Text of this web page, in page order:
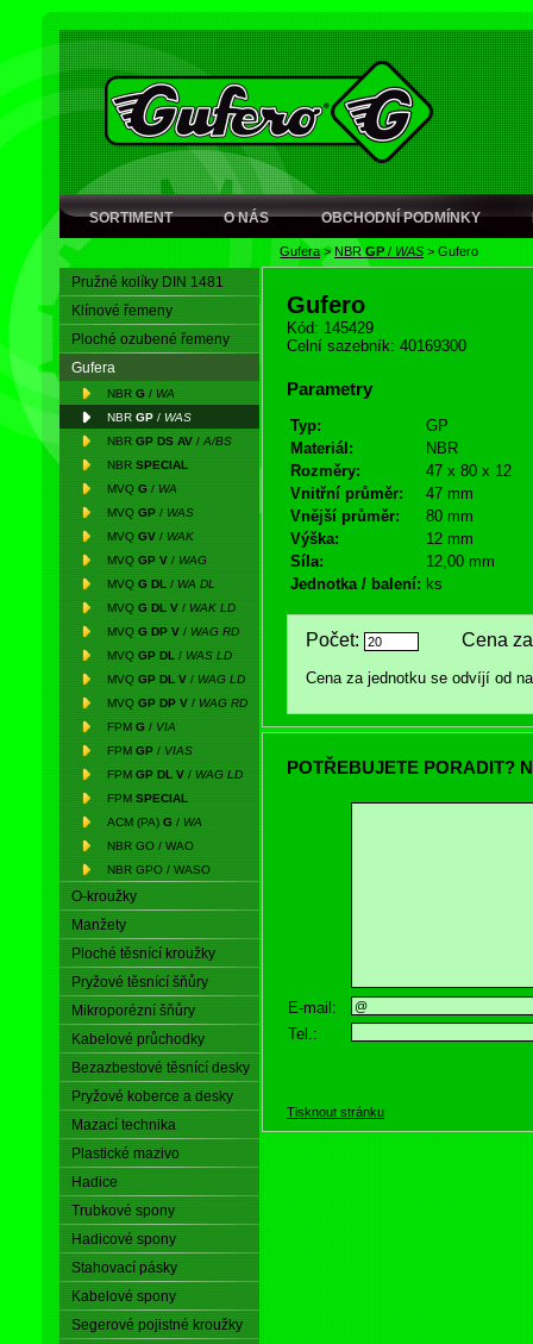
SORTIMENT O NÁS OBCHODNÍ PODMÍNKY
Gufera> NBRGP / WAS > Gufero
Pružné kolíky DIN 1481
Klínové řemeny
Ploché ozubené řemeny
Gufera
NBR G / WA
NBR GP / WAS
NBR GP DS AV / A/BS
NBR SPECIAL
MVQ G / WA
MVQ GP / WAS
MVQ GV / WAK
MVQ GP V / WAG
MVQ G DL / WA DL
MVQ G DL V / WAK LD
MVQ G DP V / WAG RD
MVQ GP DL / WAS LD
MVQ GP DL V / WAG LD
MVQ GP DP V / WAG RD
FPM G / VIA
FPM GP / VIAS
FPM GP DL V / WAG LD
FPM SPECIAL
ACM (PA) G / WA
NBR GO / WAO
NBR GPO / WASO
O-kroužky
Manžety
Ploché těsnící kroužky
Pryžové těsnící šňůry
Mikroporézní šňůry
Kabelové průchodky
Bezazbestové těsnící desky
Pryžové koberce a desky
Mazací technika
Plastické mazivo
Hadice
Trubkové spony
Hadicové spony
Stahovací pásky
Kabelové spony
Segerové pojistné kroužky
Gufero
Kód: 145429
Celní sazebník: 40169300
Parametry
Typ:
GP
Materiál:
NBR
Rozměry:
47 x 80 x 12
Vnitřní průměr:
47 mm
Vnější průměr:
80 mm
Výška:
12 mm
Síla:
12,00 mm
Jednotka / balení: ks
Počet: Cena za
Cena za jednotku se odvíjí od
POTŘEBUJETE PORADIT?
E-mail:
Tel.:
Tisknout stránku